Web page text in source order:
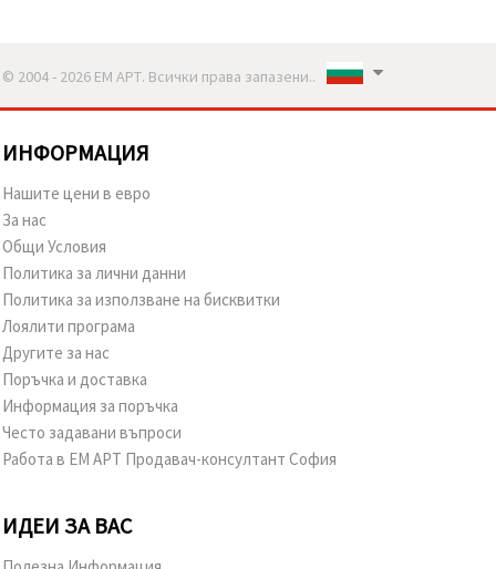
© 2004 - 2026 ЕМ АРТ. Всички права запазени..
ИНФОРМАЦИЯ
Нашите цени в евро
За нас
Общи Условия
Политика за лични данни
Политика за използване на бисквитки
Лоялити програма
Другите за нас
Поръчка и доставка
Информация за поръчка
Често задавани въпроси
Работа в ЕМ АРТ Продавач-консултант София
ИДЕИ ЗА ВАС